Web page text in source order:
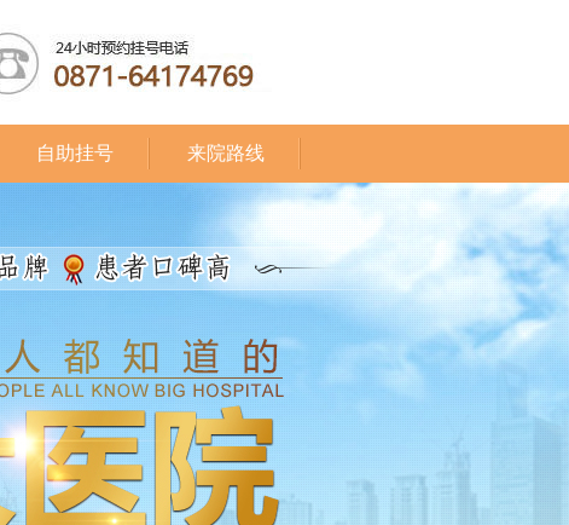
自助挂号 来院路线